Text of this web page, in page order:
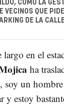
COMO LA
VECINOS QUE
DE LA
largo en el
ha
soy un
y estoy